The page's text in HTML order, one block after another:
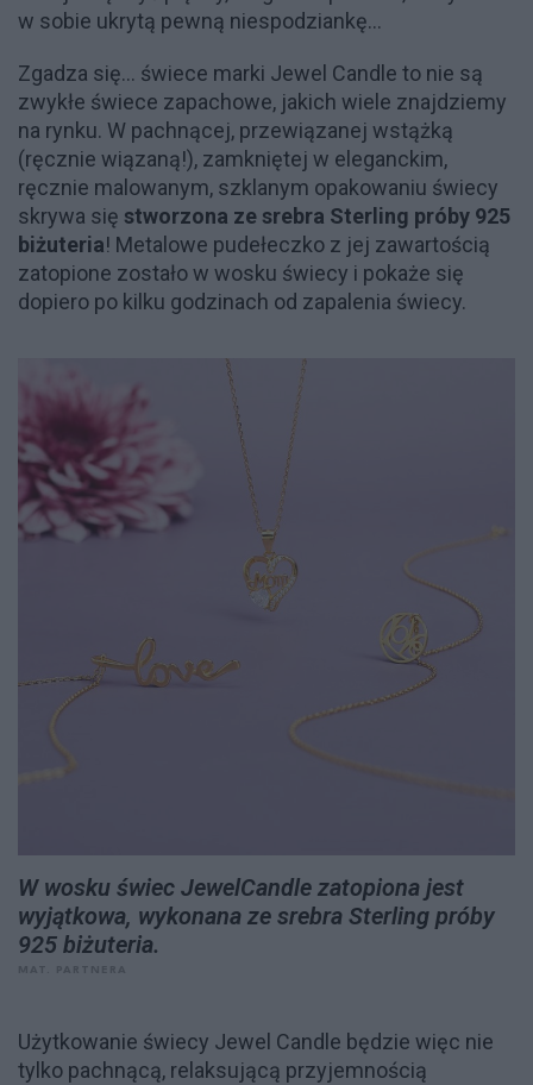
w sobie ukrytą pewną niespodziankę...
Zgadza się... świece marki Jewel Candle to nie są
zwykłe świece zapachowe, jakich wiele znajdziemy
na rynku. W pachnącej, przewiązanej wstążką
(ręcznie wiązaną!), zamkniętej w eleganckim,
ręcznie malowanym, szklanym opakowaniu świecy
skrywa się stworzona ze srebra Sterling próby 925
biżuteria! Metalowe pudełeczko z jej zawartością
zatopione zostało w wosku świecy i pokaże się
dopiero po kilku godzinach od zapalenia świecy.
W wosku świec JewelCandle zatopiona jest
wyjątkowa, wykonana ze srebra Sterling próby
925 biżuteria.
Użytkowanie świecy Jewel Candle będzie więc nie
tylko pachnącą, relaksującą przyjemnością